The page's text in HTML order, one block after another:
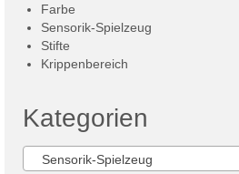
Farbe
Sensorik-Spielzeug
Stifte
Krippenbereich
Kategorien
Sensorik-Spielzeug